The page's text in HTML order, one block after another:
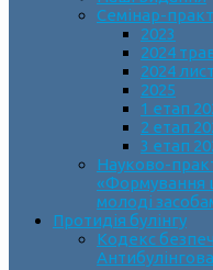
Семінар-
2023
2024
2024
2025
1 етап
2 етап
3 етап
Науково-
«Формування
молоді
Протидія булінгу
Кодекс